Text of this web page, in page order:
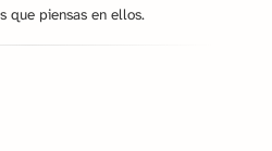
que piensas en ellos.